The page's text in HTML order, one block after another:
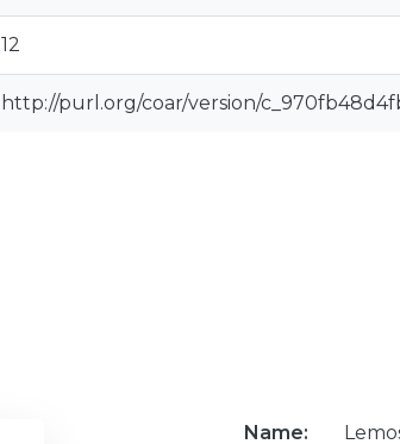
12
http://purl.org/coar/version/
Name: